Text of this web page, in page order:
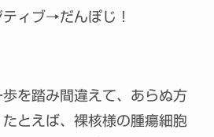
ィブ→だんぽじ！
を踏み間違えて、あらぬ方
とえば、裸核様の腫瘍細胞